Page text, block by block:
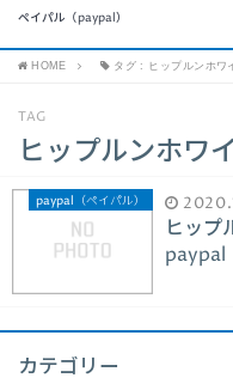
ペイパル（paypal）
HOME タグ : ヒップルンホワ
TAG
ヒップルンホワ
paypal（ペイパル）
ヒップ
paypal
カテゴリー